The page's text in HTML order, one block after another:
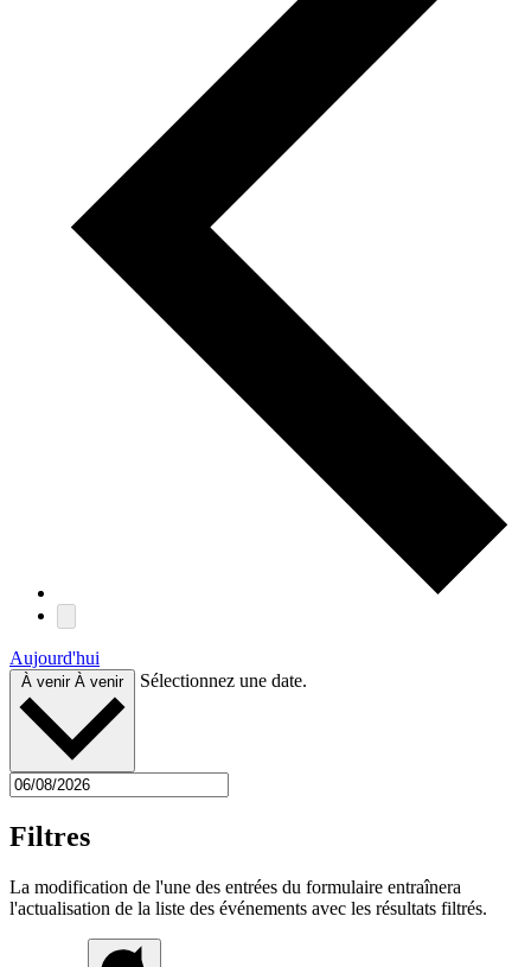
Aujourd'hui
À venir À venir Sélectionnez une date.
Filtres
La modification de l'une des entrées du formulaire entraînera
l'actualisation de la liste des événements avec les résultats filtrés.